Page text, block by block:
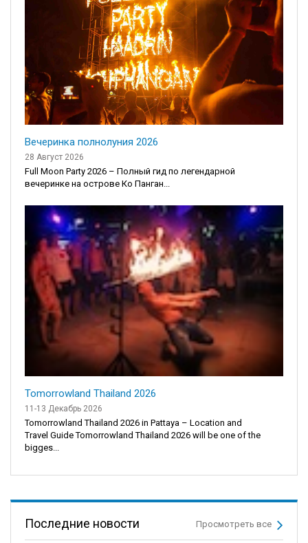
Вечеринка полнолуния 2026
28 Август 2026
Full Moon Party 2026 – Полный гид по легендарной
вечеринке на острове Ко Панган...
Tomorrowland Thailand 2026
11-13 Декабрь 2026
Tomorrowland Thailand 2026 in Pattaya – Location and
Travel Guide Tomorrowland Thailand 2026 will be one of the
bigges...
Последние новости Просмотреть все